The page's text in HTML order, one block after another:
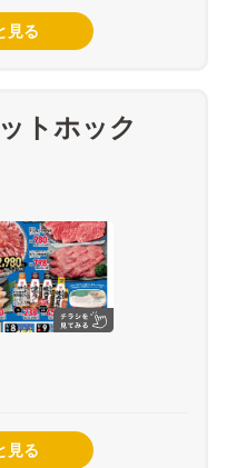
見る
トホック
見る